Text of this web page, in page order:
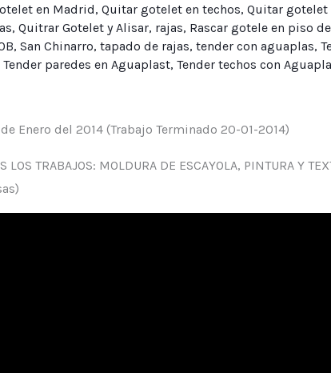
en Madrid, Quitar gotelet en techos, Quitar gotelet
, Quitrar Gotelet y Alisar, rajas, Rascar gotele en piso
, San Chinarro, tapado de rajas, tender con aguaplas,
Tender paredes en Aguaplast, Tender techos con
Enero del 2014 (Trabajo Terminado 20-01-2014)
LOS TRABAJOS: MOLDURA DE ESCAYOLA, PINTURA